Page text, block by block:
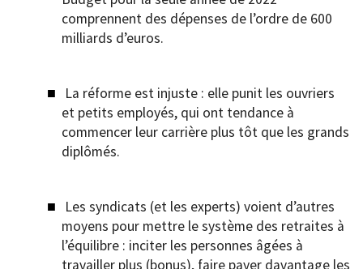
comprennent des dépenses de l’ordre de 600
milliards d’euros.
La réforme est injuste : elle punit les ouvriers
et petits employés, qui ont tendance à
commencer leur carrière plus tôt que les grands
diplômés.
Les syndicats (et les experts) voient d’autres
moyens pour mettre le système des retraites à
l’équilibre : inciter les personnes âgées à
travailler plus (bonus), faire payer davantage les